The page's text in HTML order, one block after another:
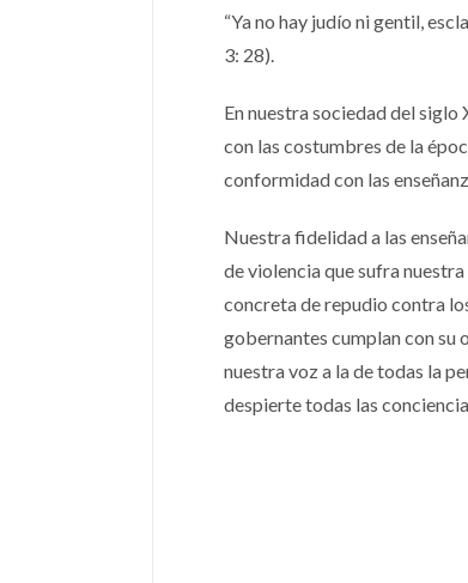
“Ya no hay judío ni gentil,
3: 28).
En nuestra sociedad del
con las costumbres de la
conformidad con las
Nuestra fidelidad a las
de violencia que sufra
concreta de repudio contra
gobernantes cumplan con
nuestra voz a la de todas la
despierte todas las